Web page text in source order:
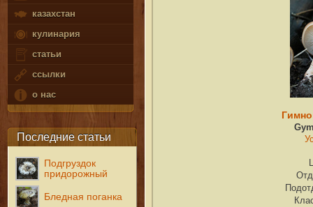
казахстан
кулинария
статьи
ссылки
о нас
Последние статьи
Подгруздок
придорожный
Бледная поганка